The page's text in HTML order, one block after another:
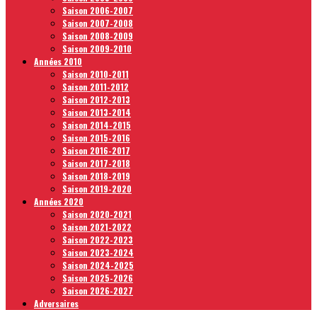
Saison 2006-2007
Saison 2007-2008
Saison 2008-2009
Saison 2009-2010
Années 2010
Saison 2010-2011
Saison 2011-2012
Saison 2012-2013
Saison 2013-2014
Saison 2014-2015
Saison 2015-2016
Saison 2016-2017
Saison 2017-2018
Saison 2018-2019
Saison 2019-2020
Années 2020
Saison 2020-2021
Saison 2021-2022
Saison 2022-2023
Saison 2023-2024
Saison 2024-2025
Saison 2025-2026
Saison 2026-2027
Adversaires